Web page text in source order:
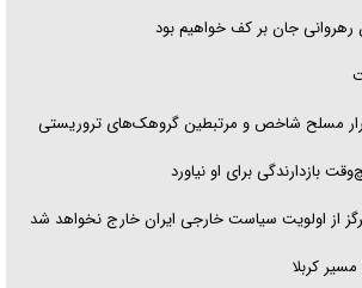
رهروانی جان بر کف خواهیم بود
بازدارندگی برای او نیاورد
از اولویت سیاست خارجی ایران خارج نخواهد شد
کربلا